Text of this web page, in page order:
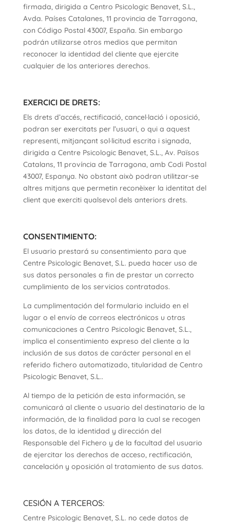
firmada, dirigida a Centro Psicologic Benavet, S.L.,
Avda. Países Catalanes, 11 provincia de Tarragona,
con Código Postal 43007, España. Sin embargo
podrán utilizarse otros medios que permitan
reconocer la identidad del cliente que ejercite
cualquier de los anteriores derechos.
EXERCICI DE DRETS:
Els drets d’accés, rectificació, cancel·lació i oposició,
podran ser exercitats per l’usuari, o qui a aquest
representi, mitjançant sol·licitud escrita i signada,
dirigida a Centre Psicologic Benavet, S.L., Av. Països
Catalans, 11 província de Tarragona, amb Codi Postal
43007, Espanya. No obstant això podran utilitzar-se
altres mitjans que permetin reconèixer la identitat del
client que exerciti qualsevol dels anteriors drets.
CONSENTIMIENTO:
El usuario prestará su consentimiento para que
Centre Psicologic Benavet, S.L. pueda hacer uso de
sus datos personales a fin de prestar un correcto
cumplimiento de los servicios contratados.
La cumplimentación del formulario incluido en el
lugar o el envío de correos electrónicos u otras
comunicaciones a Centro Psicologic Benavet, S.L.,
implica el consentimiento expreso del cliente a la
inclusión de sus datos de carácter personal en el
referido fichero automatizado, titularidad de Centro
Psicologic Benavet, S.L..
Al tiempo de la petición de esta información, se
comunicará al cliente o usuario del destinatario de la
información, de la finalidad para la cual se recogen
los datos, de la identidad y dirección del
Responsable del Fichero y de la facultad del usuario
de ejercitar los derechos de acceso, rectificación,
cancelación y oposición al tratamiento de sus datos.
CESIÓN A TERCEROS:
Centre Psicologic Benavet, S.L. no cede datos de